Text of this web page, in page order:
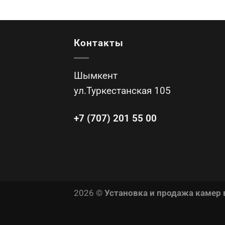
Контакты
Шымкент
ул.Туркестанская 105
+7 (707) 201 55 00
2026 © Установка и продажа